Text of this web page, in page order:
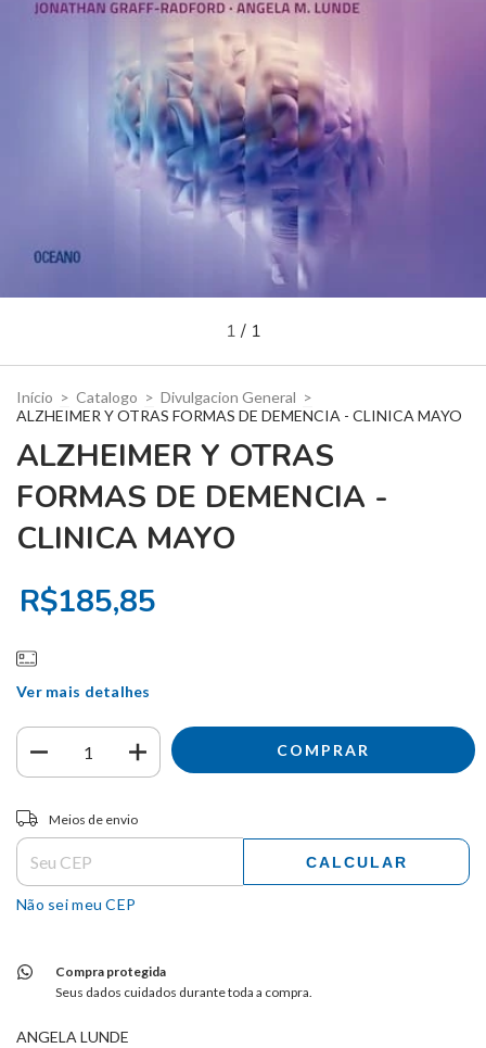
1 / 1
Início > Catalogo > Divulgacion General >
ALZHEIMER Y OTRAS FORMAS DE DEMENCIA - CLINICA MAYO
ALZHEIMER Y OTRAS
FORMAS DE DEMENCIA -
CLINICA MAYO
R$185,85
Ver mais detalhes
Entregas para o CEP:
Meios de envio
CALCULAR
Não sei meu CEP
Compra protegida
Seus dados cuidados durante toda a compra.
ANGELA LUNDE